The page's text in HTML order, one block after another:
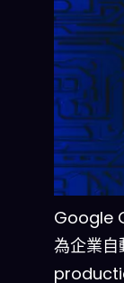
Google
為企業自